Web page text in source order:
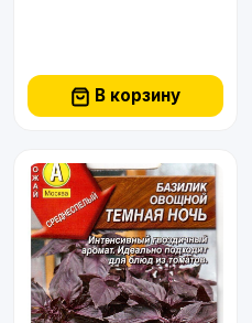
В корзину